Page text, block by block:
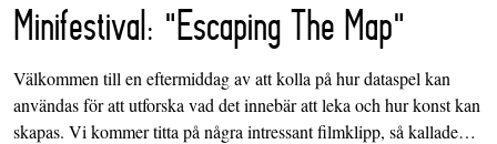
Minifestival: "Escaping The Map"
Välkommen till en eftermiddag av att kolla på hur dataspel kan
användas för att utforska vad det innebär att leka och hur konst kan
skapas. Vi kommer titta på några intressant filmklipp, så kallade…